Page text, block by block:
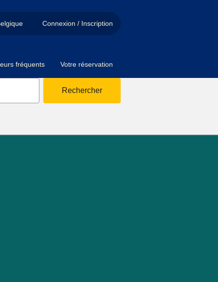
Connexion / Inscription
fréquents Votre réservation
Rechercher